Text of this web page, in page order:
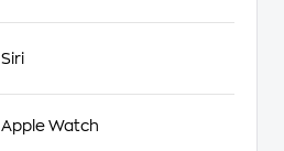
Siri
Apple Watch